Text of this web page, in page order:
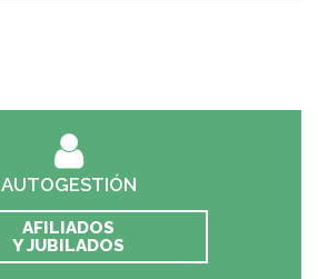
AUTOGESTIÓN
AFILIADOS
Y JUBILADOS